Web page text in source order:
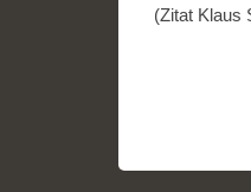
(Zitat Klaus